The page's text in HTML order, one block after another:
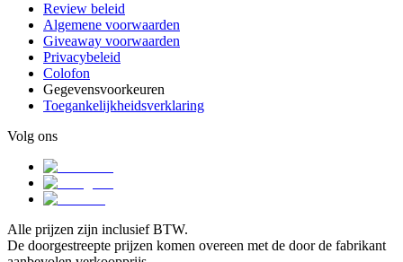
Review beleid
Algemene voorwaarden
Giveaway voorwaarden
Privacybeleid
Colofon
Gegevensvoorkeuren
Toegankelijkheidsverklaring
Volg ons
Alle prijzen zijn inclusief BTW.
De doorgestreepte prijzen komen overeen met de door de fabrikant